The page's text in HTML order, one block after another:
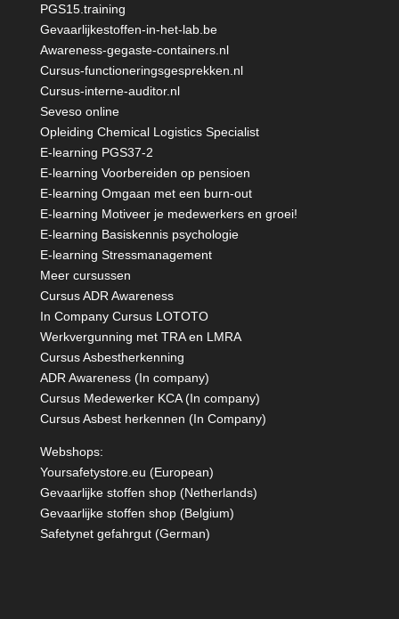
PGS15.training
Gevaarlijkestoffen-in-het-lab.be
Awareness-gegaste-containers.nl
Cursus-functioneringsgesprekken.nl
Cursus-interne-auditor.nl
Seveso online
Opleiding Chemical Logistics Specialist
E-learning PGS37-2
E-learning Voorbereiden op pensioen
E-learning Omgaan met een burn-out
E-learning Motiveer je medewerkers en groei!
E-learning Basiskennis psychologie
E-learning Stressmanagement
Meer cursussen
Cursus ADR Awareness
In Company Cursus LOTOTO
Werkvergunning met TRA en LMRA
Cursus Asbestherkenning
ADR Awareness (In company)
Cursus Medewerker KCA (In company)
Cursus Asbest herkennen (In Company)
Webshops:
Yoursafetystore.eu (European)
Gevaarlijke stoffen shop (Netherlands)
Gevaarlijke stoffen shop (Belgium)
Safetynet gefahrgut(German)